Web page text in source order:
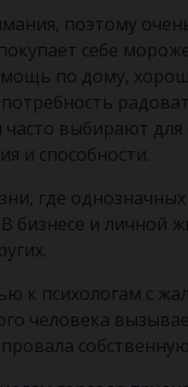
поэтому
себе
по дому,
выбирают
и способности.
где
бизнесе и личной
к психологам с
человека